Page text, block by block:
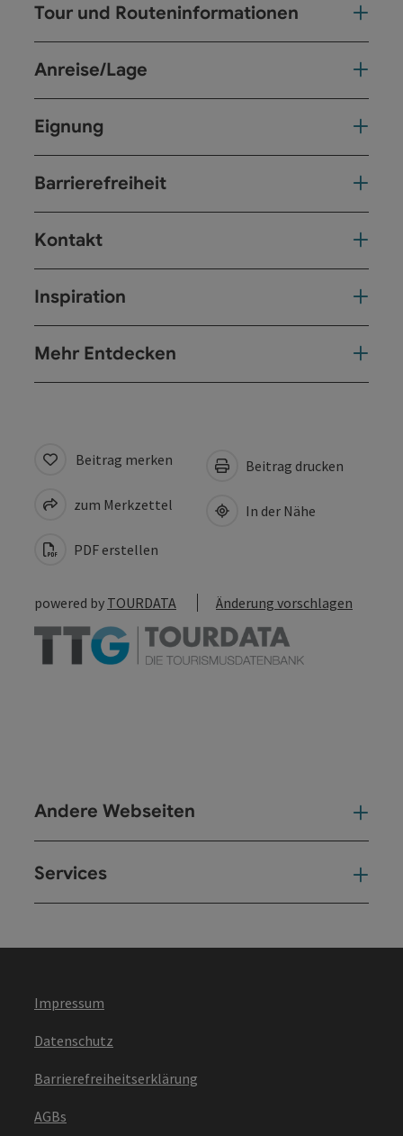
Tour und Routeninformationen
Anreise/Lage
Eignung
Barrierefreiheit
Kontakt
Inspiration
Mehr Entdecken
Beitrag merken
zum Merkzettel
PDF erstellen
Beitrag drucken
In der Nähe
powered by TOURDATA Änderung vorschlagen
Andere Webseiten
Services
Impressum
Datenschutz
Barrierefreiheitserklärung
AGBs